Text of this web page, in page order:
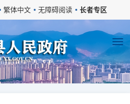
繁体中文 无障碍阅读 长者专区